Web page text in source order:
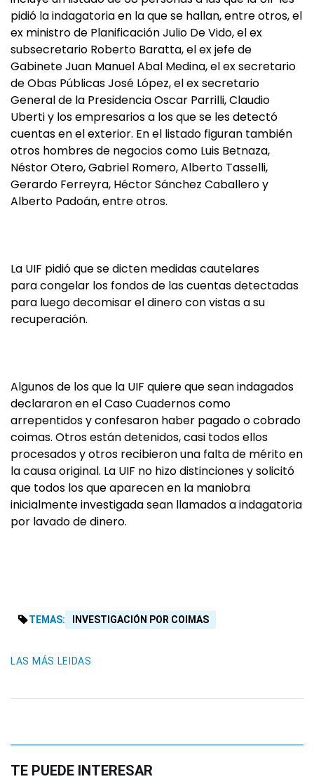
pidió la indagatoria en la que se hallan, entre otros, el
ex ministro de Planificación Julio De Vido, el ex
subsecretario Roberto Baratta, el ex jefe de
Gabinete Juan Manuel Abal Medina, el ex secretario
de Obas Públicas José López, el ex secretario
General de la Presidencia Oscar Parrilli, Claudio
Uberti y los empresarios a los que se les detectó
cuentas en el exterior. En el listado figuran también
otros hombres de negocios como Luis Betnaza,
Néstor Otero, Gabriel Romero, Alberto Tasselli,
Gerardo Ferreyra, Héctor Sánchez Caballero y
Alberto Padoán, entre otros.
La UIF pidió que se dicten medidas cautelares
para congelar los fondos de las cuentas detectadas
para luego decomisar el dinero con vistas a su
recuperación.
Algunos de los que la UIF quiere que sean indagados
declararon en el Caso Cuadernos como
arrepentidos y confesaron haber pagado o cobrado
coimas. Otros están detenidos, casi todos ellos
procesados y otros recibieron una falta de mérito en
la causa original. La UIF no hizo distinciones y solicitó
que todos los que aparecen en la maniobra
inicialmente investigada sean llamados a indagatoria
por lavado de dinero.
TEMAS: INVESTIGACIÓN POR COIMAS
LAS MÁS LEIDAS
TE PUEDE INTERESAR